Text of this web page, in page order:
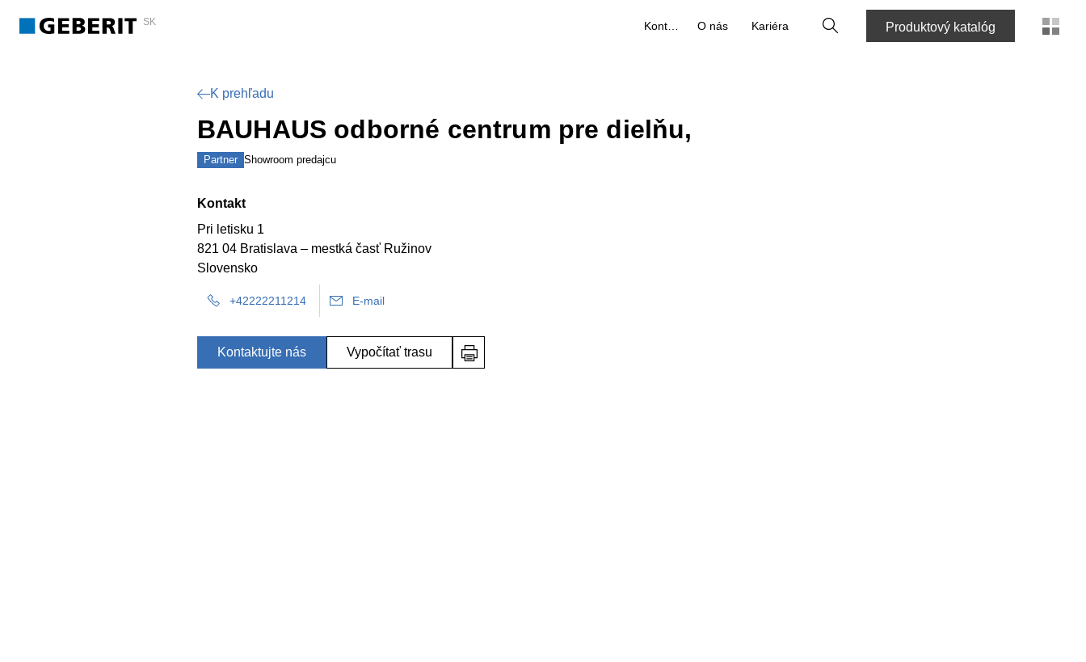
SK O nás Kariéra VyhľadaťProduktový katalóg
K prehľadu
BAUHAUS odborné centrum pre dielňu,
Partner Showroom predajcu
Kontakt
Pri letisku 1
821 04 Bratislava – mestká časť Ružinov
Slovensko
+42222211214 E-mail
Kontaktujte nás Vypočítať trasu